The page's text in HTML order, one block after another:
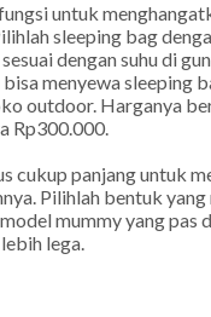
untuk
sleeping bag
dengan suhu di
menyewa sleeping
outdoor. Harganya
Rp300.000.
cukup panjang untuk
Pilihlah bentuk yang
mummy yang pas
lega.